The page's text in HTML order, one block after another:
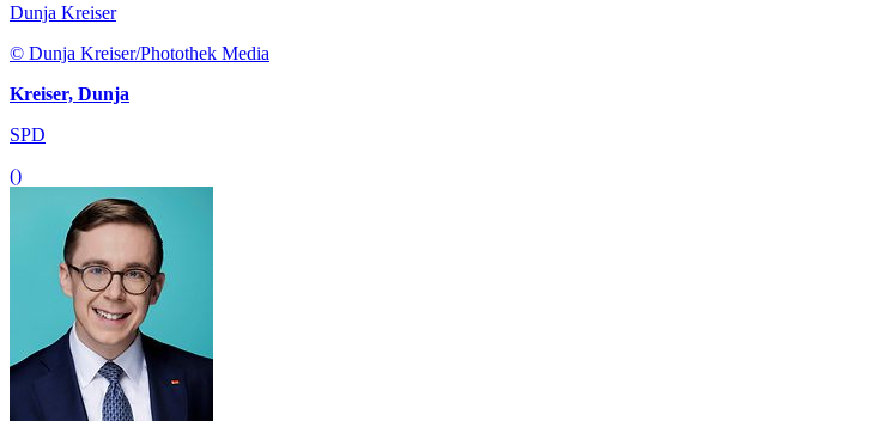
Dunja Kreiser
© Dunja Kreiser/Photothek Media
Kreiser, Dunja
SPD
()